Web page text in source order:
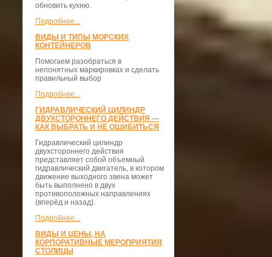
обновить кухню.
Подробнее...
ВИДЫ И ТИПЫ МОРСКИХ
КОНТЕЙНЕРОВ
Помогаем разобраться в
непонятных маркировках и сделать
правильный выбор
Подробнее...
ГИДРАВЛИЧЕСКИЙ ЦИЛИНДР
ДВУХСТОРОННЕГО ДЕЙСТВИЯ —
КАК ВЫБРАТЬ И НЕ ОШИБИТЬСЯ
Гидравлический цилиндр
двухстороннего действия
представляет собой объемный
гидравлический двигатель, в котором
движение выходного звена может
быть выполнено в двух
противоположных направлениях
(вперёд и назад).
Подробнее...
ВИДЫ И ЦЕНЫ, НА
КОРПОРАТИВНЫЕ МЕРОПРИЯТИЯ
СТОЛИЦЫ